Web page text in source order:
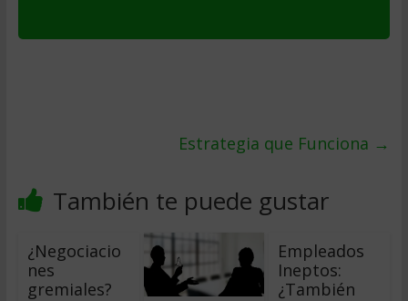
Estrategia que Funciona →
También te puede gustar
¿Negociacio
nes
gremiales?
Empleados
Ineptos:
¿También